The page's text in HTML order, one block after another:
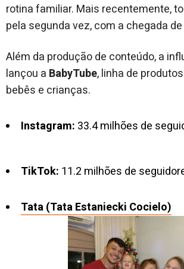
rotina familiar. Mais recentemente,
pela segunda vez, com a chegada de
Além da produção de conteúdo, a
lançou a BabyTube, linha de
bebês e crianças.
Instagram: 33.4 milhões de
TikTok: 11.2 milhões de
Tata (Tata Estaniecki Cocielo)